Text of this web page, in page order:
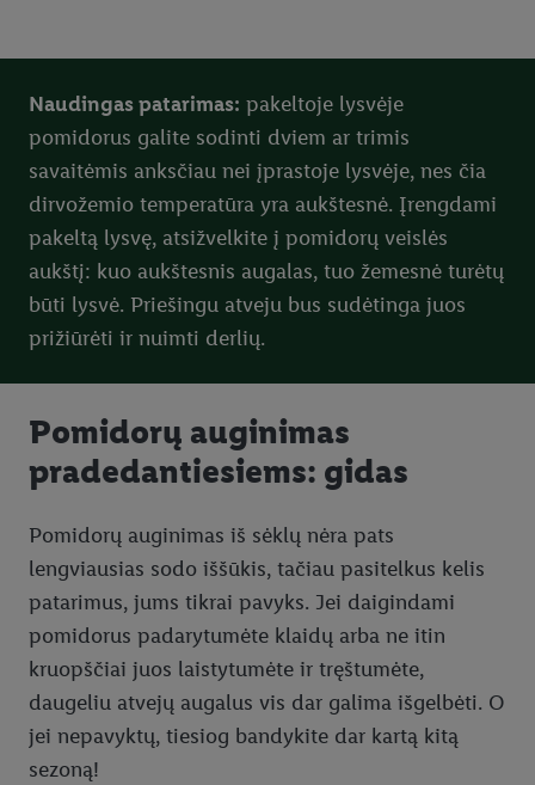
Naudingas patarimas: pakeltoje lysvėje
pomidorus galite sodinti dviem ar trimis
savaitėmis anksčiau nei įprastoje lysvėje, nes čia
dirvožemio temperatūra yra aukštesnė. Įrengdami
pakeltą lysvę, atsižvelkite į pomidorų veislės
aukštį: kuo aukštesnis augalas, tuo žemesnė turėtų
būti lysvė. Priešingu atveju bus sudėtinga juos
prižiūrėti ir nuimti derlių.
Pomidorų auginimas
pradedantiesiems: gidas
Pomidorų auginimas iš sėklų nėra pats
lengviausias sodo iššūkis, tačiau pasitelkus kelis
patarimus, jums tikrai pavyks. Jei daigindami
pomidorus padarytumėte klaidų arba ne itin
kruopščiai juos laistytumėte ir tręštumėte,
daugeliu atvejų augalus vis dar galima išgelbėti. O
jei nepavyktų, tiesiog bandykite dar kartą kitą
sezoną!